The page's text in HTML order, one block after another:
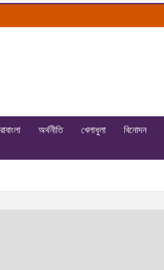
অর্থনীতি খেলাধুলা বিনোদন